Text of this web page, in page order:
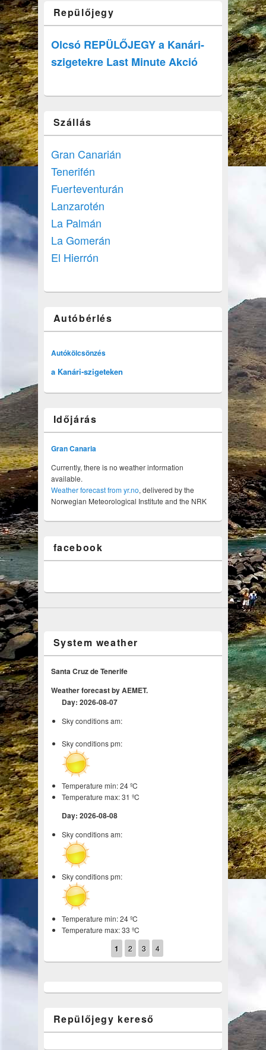
Repülőjegy
Olcsó REPÜLŐJEGY a Kanári-
szigetekre Last Minute Akció
Szállás
Gran Canarián
Tenerifén
Fuerteventurán
Lanzarotén
La Palmán
La Gomerán
El Hierrón
Autóbérlés
Autókölcsönzés
a Kanári-szigeteken
Időjárás
Gran Canaria
Currently, there is no weather information
available.
Weather forecast from yr.no, delivered by the
Norwegian Meteorological Institute and the NRK
facebook
System weather
Santa Cruz de Tenerife
Weather forecast by AEMET.
Day: 2026-08-07
Sky conditions am:
Sky conditions pm:
Temperature min: 24 ºC
Temperature max: 31 ºC
Day: 2026-08-08
Sky conditions am:
Sky conditions pm:
Temperature min: 24 ºC
Temperature max: 33 ºC
1 2 3 4
Repülőjegy kereső